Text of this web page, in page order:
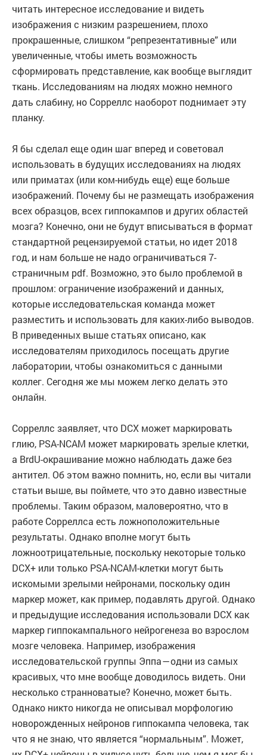
читать интересное исследование и видеть
изображения с низким разрешением, плохо
прокрашенные, слишком “репрезентативные” или
увеличенные, чтобы иметь возможность
сформировать представление, как вообще выглядит
ткань. Исследованиям на людях можно немного
дать слабину, но Сорреллс наоборот поднимает эту
планку.
Я бы сделал еще один шаг вперед и советовал
использовать в будущих исследованиях на людях
или приматах (или ком-нибудь еще) еще больше
изображений. Почему бы не размещать изображения
всех образцов, всех гиппокампов и других областей
мозга? Конечно, они не будут вписываться в формат
стандартной рецензируемой статьи, но идет 2018
год, и нам больше не надо ограничиваться 7-
страничным pdf. Возможно, это было проблемой в
прошлом: ограничение изображений и данных,
которые исследовательская команда может
разместить и использовать для каких-либо выводов.
В приведенных выше статьях описано, как
исследователям приходилось посещать другие
лаборатории, чтобы ознакомиться с данными
коллег. Сегодня же мы можем легко делать это
онлайн.
Сорреллс заявляет, что DCX может маркировать
глию, PSA-NCAM может маркировать зрелые клетки,
а BrdU-окрашивание можно наблюдать даже без
антител. Об этом важно помнить, но, если вы читали
статьи выше, вы поймете, что это давно известные
проблемы. Таким образом, маловероятно, что в
работе Сорреллса есть ложноположительные
результаты. Однако вполне могут быть
ложноотрицательные, поскольку некоторые только
DCX+ или только PSA-NCAM-клетки могут быть
искомыми зрелыми нейронами, поскольку один
маркер может, как пример, подавлять другой. Однако
и предыдущие исследования использовали DCX как
маркер гиппокампального нейрогенеза во взрослом
мозге человека. Например, изображения
исследовательской группы Эппа — одни из самых
красивых, что мне вообще доводилось видеть. Они
несколько странноватые? Конечно, может быть.
Однако никто никогда не описывал морфологию
новорожденных нейронов гиппокампа человека, так
что я не знаю, что является “нормальным”. Может,